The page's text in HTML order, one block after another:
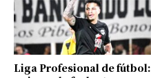
Liga Profesional de fútbol: